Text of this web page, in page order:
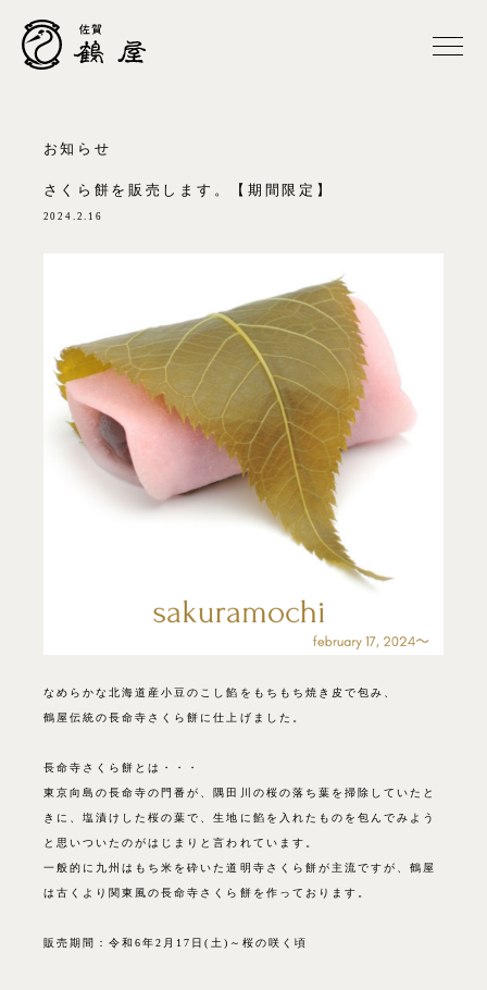
お知らせ
さくら餅を販売します。【期間限定】
2024.2.16
なめらかな北海道産小豆のこし餡をもちもち焼き皮で包み、
鶴屋伝統の長命寺さくら餅に仕上げました。
長命寺さくら餅とは・・・
東京向島の長命寺の門番が、隅田川の桜の落ち葉を掃除していたと
きに、塩漬けした桜の葉で、生地に餡を入れたものを包んでみよう
と思いついたのがはじまりと言われています。
一般的に九州はもち米を砕いた道明寺さくら餅が主流ですが、鶴屋
は古くより関東風の長命寺さくら餅を作っております。
販売期間：令和6年2月17日(土)～桜の咲く頃